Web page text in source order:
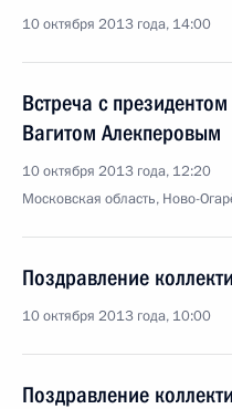
10 октября 2013 года, 14:00
Встреча с
Вагитом Алекперовым
10 октября 2013 года, 12:20
Московская область, Ново-
Поздравление
10 октября 2013 года, 10:00
Поздравление